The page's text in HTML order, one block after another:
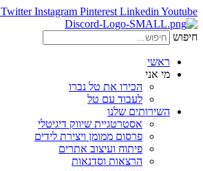
Twitter Instagram Pinterest Linkedin Youtube
חיפוש
ראשי
מי אני
הכירו את טל נברו
לעבוד עם טל
השירותים שלנו
אסטרטגיית שיווק דיגיטלי
פרסום ממומן ויצירת לידים
פיתוח ועיצוב אתרים
הרצאות וסדנאות